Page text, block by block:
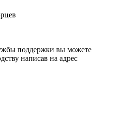
поддержки вы можете
написав на адрес